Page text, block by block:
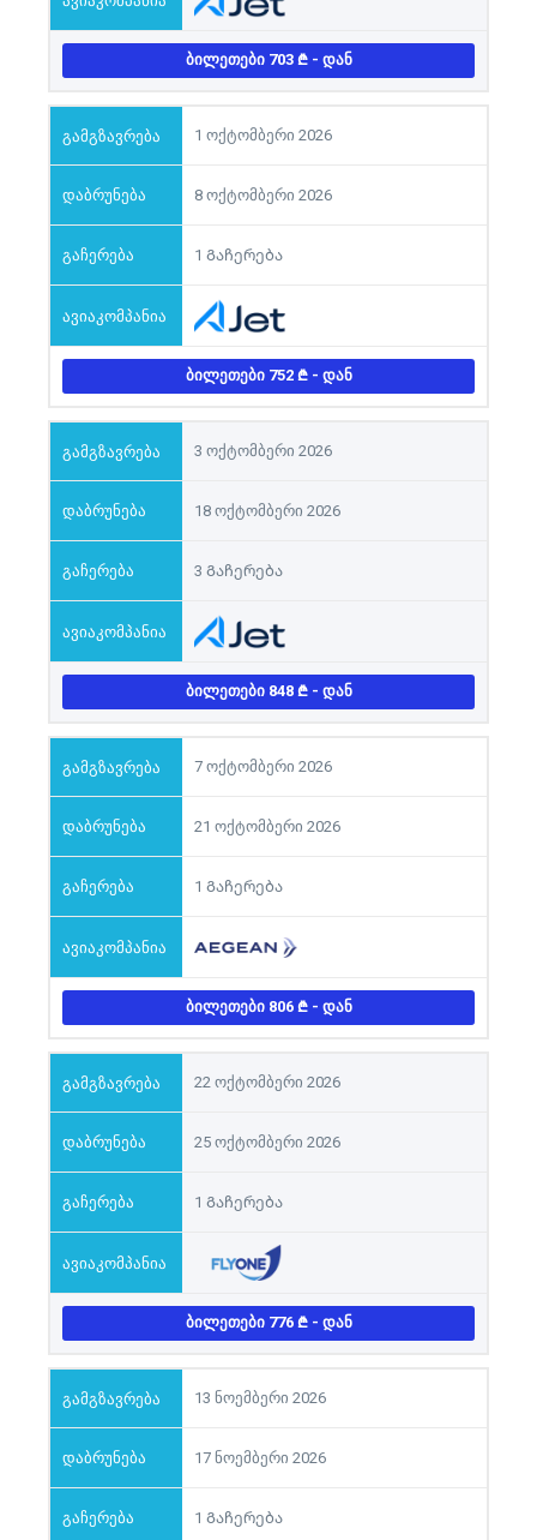
ᲑᲘᲚᲔᲗᲔᲑᲘ 703 - ᲓᲐᲜ
1 ოქტომბერი 2026
8 ოქტომბერი 2026
1 Გაჩერება
ᲑᲘᲚᲔᲗᲔᲑᲘ 752 - ᲓᲐᲜ
3 ოქტომბერი 2026
18 ოქტომბერი 2026
3 Გაჩერება
ᲑᲘᲚᲔᲗᲔᲑᲘ 848 - ᲓᲐᲜ
7 ოქტომბერი 2026
21 ოქტომბერი 2026
1 Გაჩერება
ᲑᲘᲚᲔᲗᲔᲑᲘ 806 - ᲓᲐᲜ
22 ოქტომბერი 2026
25 ოქტომბერი 2026
1 Გაჩერება
ᲑᲘᲚᲔᲗᲔᲑᲘ 776 - ᲓᲐᲜ
13 ნოემბერი 2026
17 ნოემბერი 2026
1 Გაჩერება